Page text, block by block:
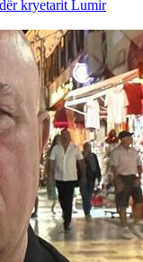
kryetarit Lumir